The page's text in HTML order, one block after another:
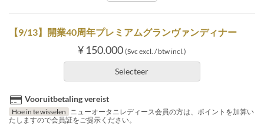
【9/13】開業40周年プレミアムグランヴァンディナー
¥ 150.000 (Svc excl. / btw incl.)
Selecteer
Vooruitbetaling vereist
Hoe in te wisselen ニューオータニレディース会員の方は、ポイントを加算い
たしますので会員証をご提示ください。